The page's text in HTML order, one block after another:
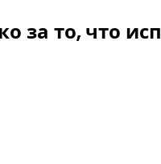
за то, что